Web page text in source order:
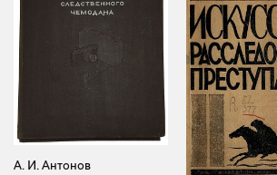
А. И. Антонов